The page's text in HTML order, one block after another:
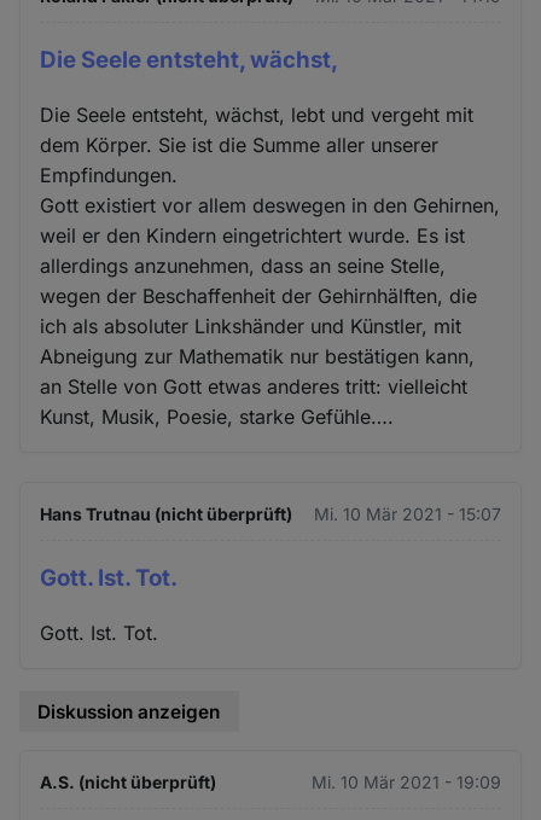
Die Seele entsteht, wächst,
Die Seele entsteht, wächst, lebt und vergeht mit
dem Körper. Sie ist die Summe aller unserer
Empfindungen.
Gott existiert vor allem deswegen in den Gehirnen,
weil er den Kindern eingetrichtert wurde. Es ist
allerdings anzunehmen, dass an seine Stelle,
wegen der Beschaffenheit der Gehirnhälften, die
ich als absoluter Linkshänder und Künstler, mit
Abneigung zur Mathematik nur bestätigen kann,
an Stelle von Gott etwas anderes tritt: vielleicht
Kunst, Musik, Poesie, starke Gefühle….
Hans Trutnau (nicht überprüft) Mi. 10 Mär 2021 - 15:07
Gott. Ist. Tot.
Gott. Ist. Tot.
Diskussion anzeigen
A.S. (nicht überprüft) Mi. 10 Mär 2021 - 19:09